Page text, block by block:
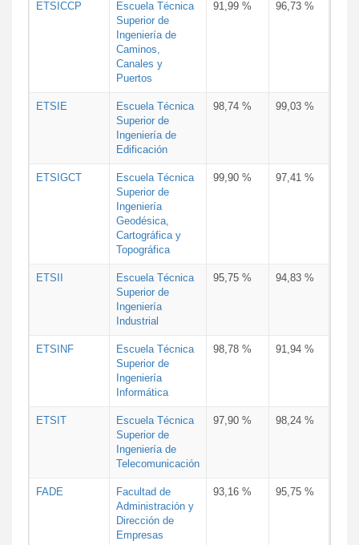
ETSICCP
Escuela Técnica
Superior de
Ingeniería de
Caminos,
Canales y
Puertos
91,99 % 96,73 %
ETSIE
Escuela Técnica
Superior de
Ingeniería de
Edificación
98,74 % 99,03 %
ETSIGCT
Escuela Técnica
Superior de
Ingeniería
Geodésica,
Cartográfica y
Topográfica
99,90 % 97,41 %
ETSII
Escuela Técnica
Superior de
Ingeniería
Industrial
95,75 % 94,83 %
ETSINF
Escuela Técnica
Superior de
Ingeniería
Informática
98,78 % 91,94 %
ETSIT
Escuela Técnica
Superior de
Ingeniería de
Telecomunicación
97,90 % 98,24 %
FADE
Facultad de
Administración y
Dirección de
Empresas
93,16 % 95,75 %